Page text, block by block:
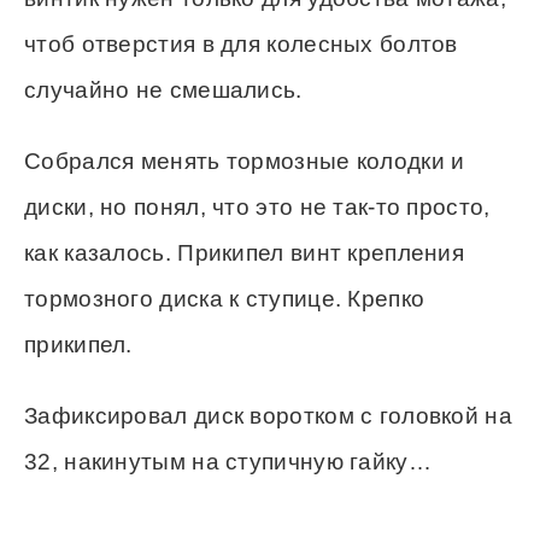
чтоб отверстия в для колесных болтов
случайно не смешались.
Собрался менять тормозные колодки и
диски, но понял, что это не так-то просто,
как казалось. Прикипел винт крепления
тормозного диска к ступице. Крепко
прикипел.
Зафиксировал диск воротком с головкой на
32, накинутым на ступичную гайку…